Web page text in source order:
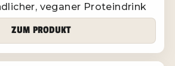
veganer Proteindrink
ZUM PRODUKT